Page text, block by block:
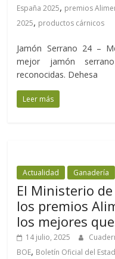
España 2025, premios
2025, productos cárnicos
Jamón Serrano 24 –
mejor jamón
reconocidas. Dehesa
Leer más
Actualidad Ganadería
El Ministerio
los premios
los mejores
14 julio, 2025
BOE, Boletín Oficial del